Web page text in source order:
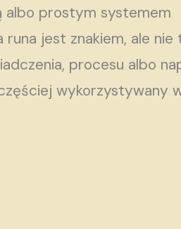
albo prostym systemem
jest znakiem, ale nie
procesu albo
wykorzystywany